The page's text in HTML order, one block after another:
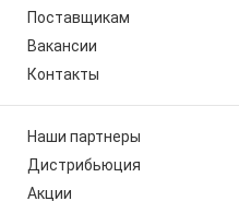
Поставщикам
Вакансии
Контакты
Наши партнеры
Дистрибьюция
Акции